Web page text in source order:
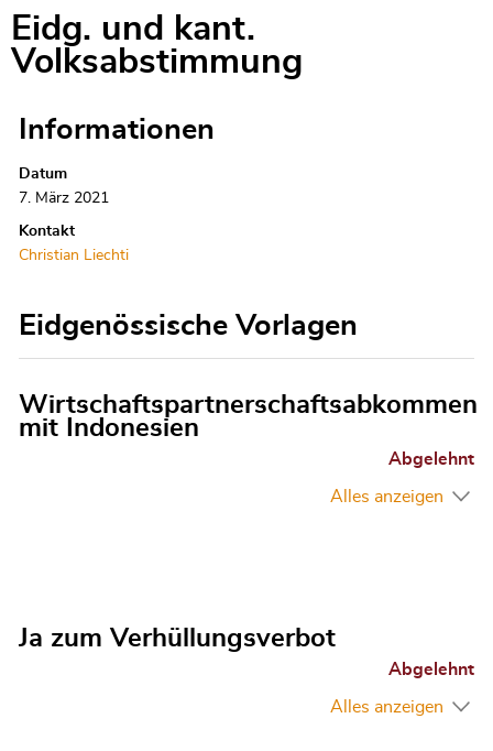
Eidg. und kant.
Volksabstimmung
Informationen
Datum
7. März 2021
Kontakt
Christian Liechti
Eidgenössische Vorlagen
Wirtschaftspartnerschaftsabkommen
mit Indonesien
Abgelehnt
Alles anzeigen
Ja zum Verhüllungsverbot
Abgelehnt
Alles anzeigen